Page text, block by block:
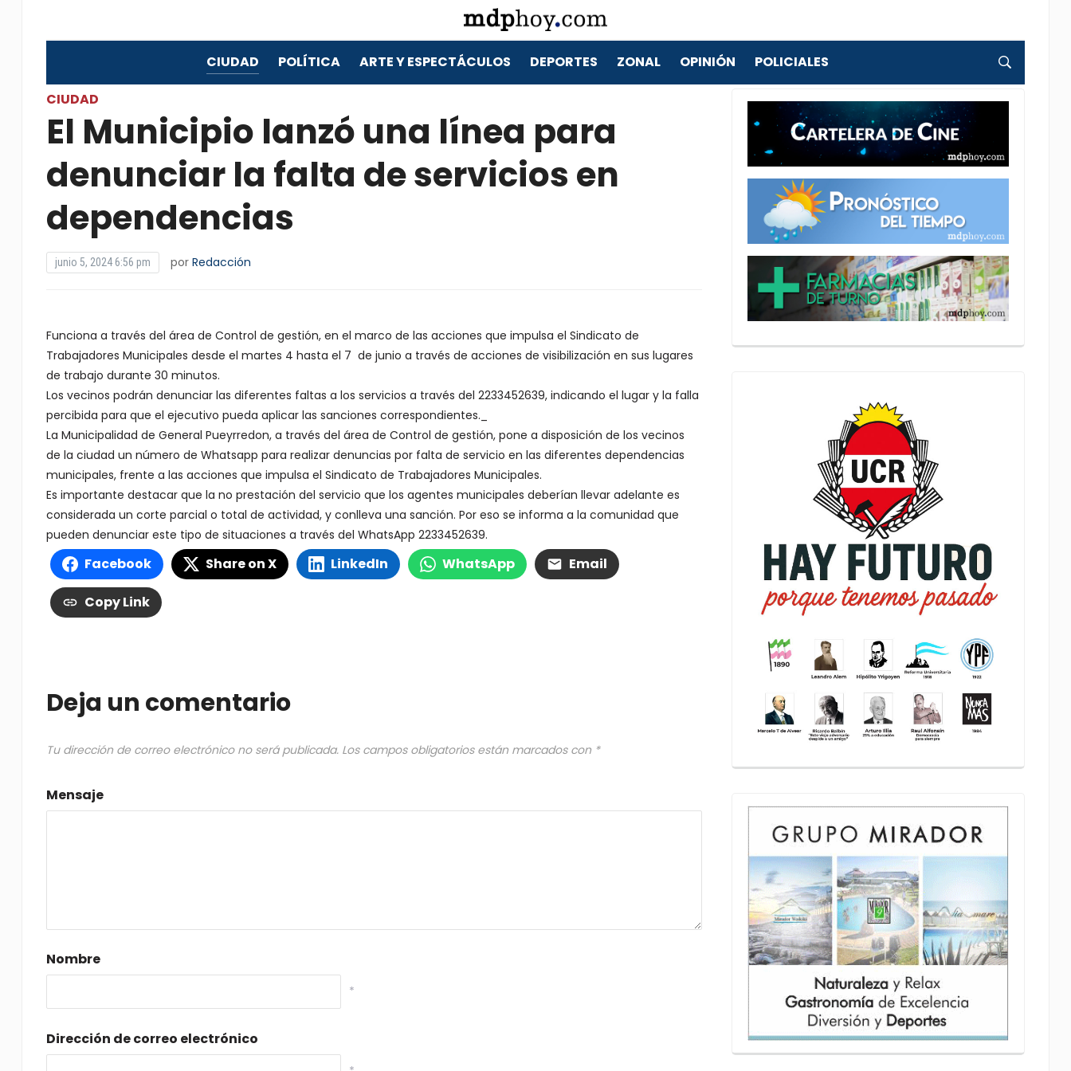
CIUDAD POLÍTICA ARTE Y ESPECTÁCULOS DEPORTES ZONAL OPINIÓN POLICIALES
CIUDAD
El Municipio lanzó una línea para
denunciar la falta de servicios en
dependencias
junio 5, 2024 6:56 pm por Redacción
Funciona a través del área de Control de gestión, en el marco de las acciones que impulsa el Sindicato de
Trabajadores Municipales desde el martes 4 hasta el 7 de junio a través de acciones de visibilización en sus lugares
de trabajo durante 30 minutos.
Los vecinos podrán denunciar las diferentes faltas a los servicios a través del 2233452639, indicando el lugar y la falla
percibida para que el ejecutivo pueda aplicar las sanciones correspondientes._
La Municipalidad de General Pueyrredon, a través del área de Control de gestión, pone a disposición de los vecinos
de la ciudad un número de Whatsapp para realizar denuncias por falta de servicio en las diferentes dependencias
municipales, frente a las acciones que impulsa el Sindicato de Trabajadores Municipales.
Es importante destacar que la no prestación del servicio que los agentes municipales deberían llevar adelante es
considerada un corte parcial o total de actividad, y conlleva una sanción. Por eso se informa a la comunidad que
pueden denunciar este tipo de situaciones a través del WhatsApp 2233452639.
Facebook Share on X LinkedIn WhatsApp Email
Copy Link
Deja un comentario
Tu dirección de correo electrónico no será publicada. Los campos obligatorios están marcados con *
Mensaje
Nombre
*
Dirección de correo electrónico